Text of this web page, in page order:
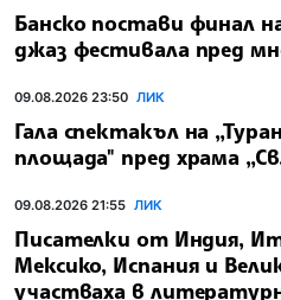
Банско постави финал
джаз фестивала пред
09.08.2026 23:50 ЛИК
Гала спектакъл на
площада" пред храма
09.08.2026 21:55 ЛИК
Писателки от Индия,
Мексико, Испания и
участваха в